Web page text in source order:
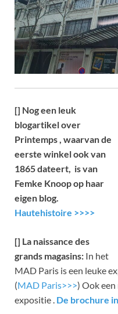
[] Nog een leuk
blogartikel over
Printemps , waarvan de
eerste winkel ook van
1865 dateert, is van
Femke Knoop op haar
eigen blog.
Hautehistoire >>>>
[] La naissance des
grands magasins: In het
MAD Paris is een leuke
(MAD Paris>>>) Ook
expositie . De brochure